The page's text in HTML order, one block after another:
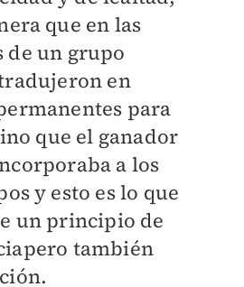
que en las
de un grupo
en
para
que el ganador
a los
y esto es lo que
un principio de
también